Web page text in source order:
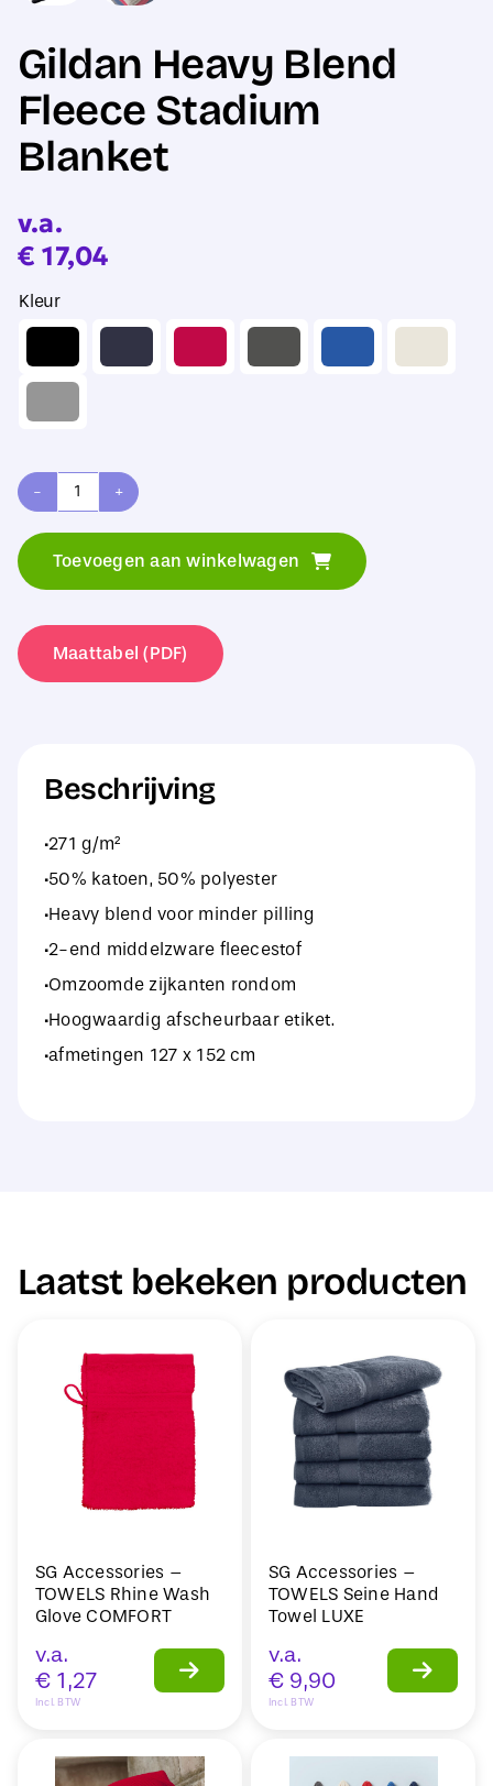
Gildan Heavy Blend
Fleece Stadium
Blanket
v.a.
€ 17,04
Kleur
Gildan
Blend
Stadium
Blanket
Toevoegen aan winkelwagen
Maattabel (PDF)
Beschrijving
·271 g/m²
·50% katoen, 50% polyester
·Heavy blend voor minder pilling
·2-end middelzware fleecestof
·Omzoomde zijkanten rondom
·Hoogwaardig afscheurbaar etiket.
·afmetingen 127 x 152 cm
Laatst bekeken producten
SG Accessories –
TOWELS Rhine Wash
Glove COMFORT
v.a.
€ 1,27
Incl. BTW
SG Accessories –
TOWELS Seine Hand
Towel LUXE
v.a.
€ 9,90
Incl. BTW